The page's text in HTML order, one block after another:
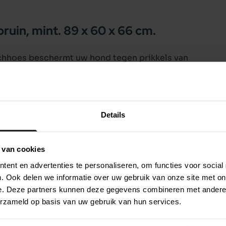
Details
cookies
en advertenties te personaliseren, om functies voor social
Ook delen we informatie over uw gebruik van onze site met
Deze partners kunnen deze gegevens combineren met
op basis van uw gebruik van hun services.
mint. 89 x 60 x 66 cm.
beschermt uw hond tegen prikkels van
is het mogelijk om de hoes op te rollen.